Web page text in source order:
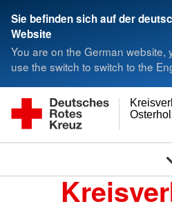
Sie befinden sich auf der
Website
You are on the German website,
use the switch to switch to the